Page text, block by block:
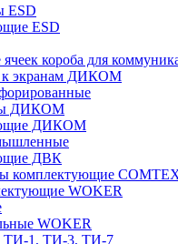
ESD
ESD
короба для
к экранам ДИКОМ
ДИКОМ
ДИКОМ
ДВК
комплектующие
WOKER
WOKER
ТИ-1, ТИ-3, ТИ-7